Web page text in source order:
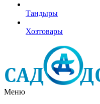
Тандыры
Хозтовары
Меню